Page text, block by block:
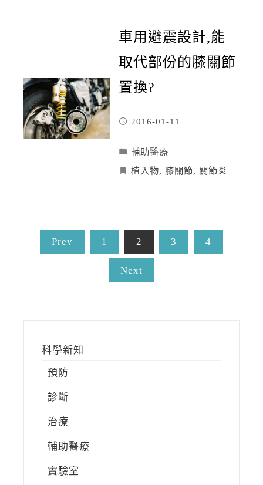
車用避震設計,能
取代部份的膝關節
置換?
2016-01-11
輔助醫療
植入物, 膝關節, 關節炎
Prev 1 2 3 4
Next
科學新知
預防
診斷
治療
輔助醫療
實驗室